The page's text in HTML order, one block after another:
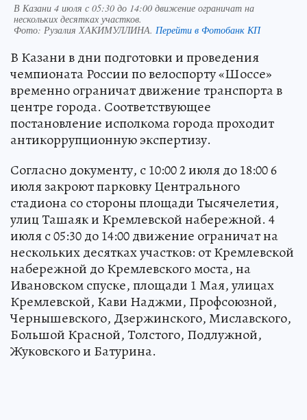
В Казани 4 июля с 05:30 до 14:00 движение ограничат на
нескольких десятках участков.
Фото: Рузалия ХАКИМУЛЛИНА. Перейти в Фотобанк КП
В Казани в дни подготовки и проведения
чемпионата России по велоспорту «Шоссе»
временно ограничат движение транспорта в
центре города. Соответствующее
постановление исполкома города проходит
антикоррупционную экспертизу.
Согласно документу, с 10:00 2 июля до 18:00 6
июля закроют парковку Центрального
стадиона со стороны площади Тысячелетия,
улиц Ташаяк и Кремлевской набережной. 4
июля с 05:30 до 14:00 движение ограничат на
нескольких десятках участков: от Кремлевской
набережной до Кремлевского моста, на
Ивановском спуске, площади 1 Мая, улицах
Кремлевской, Кави Наджми, Профсоюзной,
Чернышевского, Дзержинского, Миславского,
Большой Красной, Толстого, Подлужной,
Жуковского и Батурина.